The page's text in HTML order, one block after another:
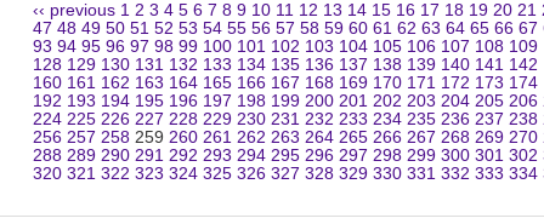
‹‹ previous 1 2 3 4 5 6 7 8 9 10 11 12 13 14 15 16 17 18 19 20 21
47 48 49 50 51 52 53 54 55 56 57 58 59 60 61 62 63 64 65 66 67
93 94 95 96 97 98 99 100 101 102 103 104 105 106 107 108 109
128 129 130 131 132 133 134 135 136 137 138 139 140 141 142
160 161 162 163 164 165 166 167 168 169 170 171 172 173 174
192 193 194 195 196 197 198 199 200 201 202 203 204 205 206
224 225 226 227 228 229 230 231 232 233 234 235 236 237 238
256 257 258 259 260 261 262 263 264 265 266 267 268 269 270
288 289 290 291 292 293 294 295 296 297 298 299 300 301 302
320 321 322 323 324 325 326 327 328 329 330 331 332 333 334